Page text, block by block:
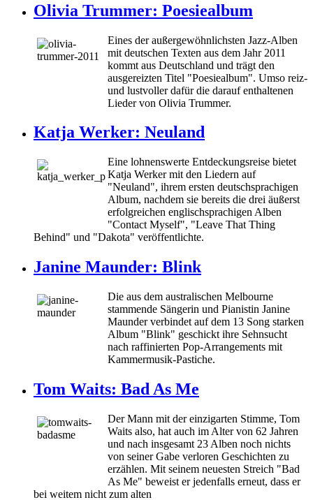
Olivia Trummer: Poesiealbum
Eines der außergewöhnlichsten Jazz-Alben
mit deutschen Texten aus dem Jahr 2011
kommt aus Deutschland und trägt den
ausgereizten Titel "Poesiealbum". Umso reiz-
und lustvoller dafür die darauf enthaltenen
Lieder von Olivia Trummer.
Katja Werker: Neuland
Eine lohnenswerte Entdeckungsreise bietet
Katja Werker mit den Liedern auf
"Neuland", ihrem ersten deutschsprachigen
Album, nachdem sie bereits die drei äußerst
erfolgreichen englischsprachigen Alben
"Contact Myself", "Leave That Thing
Behind" und "Dakota" veröffentlichte.
Janine Maunder: Blink
Die aus dem australischen Melbourne
stammende Sängerin und Pianistin Janine
Maunder verbindet auf dem 13 Song starken
Album "Blink" geschickt ihre Sehnsucht
nach raffinierten Pop-Arrangements mit
Kammermusik-Pastiche.
Tom Waits: Bad As Me
Der Mann mit der einzigarten Stimme, Tom
Waits also, hat auch im Alter von 62 Jahren
und nach insgesamt 23 Alben noch nichts
von seiner Gabe verloren Geschichten zu
erzählen. Mit seinem neuesten Streich "Bad
As Me" beweist er jedenfalls erneut, dass er
bei weitem nicht zum alten